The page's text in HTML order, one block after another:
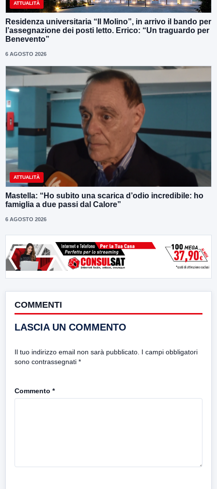
ATTUALITÀ
Residenza universitaria “Il Molino”, in arrivo il bando per
l’assegnazione dei posti letto. Errico: “Un traguardo per
Benevento”
6 AGOSTO 2026
ATTUALITÀ
Mastella: “Ho subito una scarica d’odio incredibile: ho
famiglia a due passi dal Calore”
6 AGOSTO 2026
COMMENTI
LASCIA UN COMMENTO
Il tuo indirizzo email non sarà pubblicato. I campi obbligatori
sono contrassegnati *
Commento *